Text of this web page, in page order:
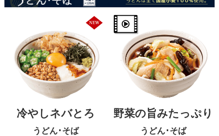
冷やしネバとろ
うどん･そば
野菜の旨みたっぷり
うどん･そば